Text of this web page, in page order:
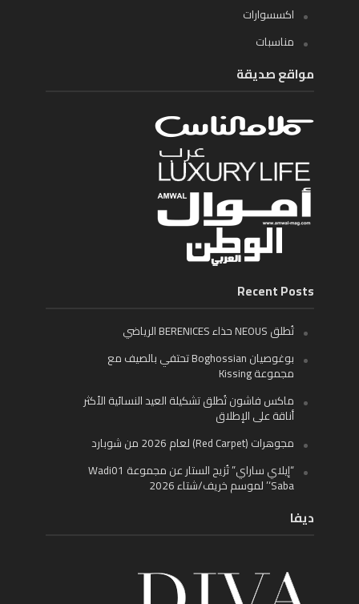
اكسسوارات
مناسبات
مواقع صديقة
Recent Posts
تُطلق NEOUS حذاء BERENICES الرياضي
بوغوصيان Boghossian تحتفي بالصيف مع
مجموعة Kissing
ماكس فاشون تُطلق تشكيلة العيد النسائية الأكثر
أناقة على الإطلاق
مجوهرات (Red Carpet) لعام 2026 من شوبارد
“إيلاي ساراي” تُزيح الستار عن مجموعة Wadi01
‘Saba’ لموسم خريف/شتاء 2026
ديفا